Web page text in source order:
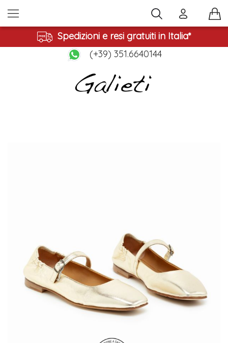
Spedizioni e resi gratuiti in Italia*
(+39) 351.6640144